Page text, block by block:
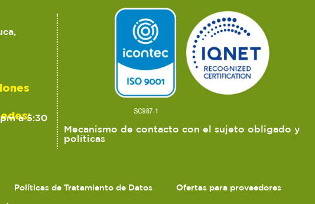
a 5:30
Mecanismo de contacto con el sujeto obligado y
políticas
Políticas de Tratamiento de Datos
Ofertas para proveedores